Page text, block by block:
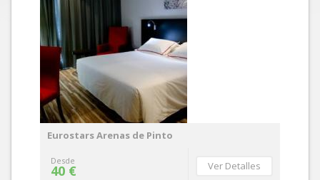
Eurostars Arenas de Pinto
Ver Detalles
Desde
40 €